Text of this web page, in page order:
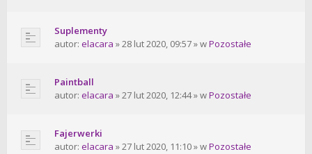
Suplementy
autor: elacara » 28 lut 2020, 09:57 » wPozostałe
Paintball
autor: elacara » 27 lut 2020, 12:44 » wPozostałe
Fajerwerki
autor: elacara » 27 lut 2020, 11:10 » wPozostałe